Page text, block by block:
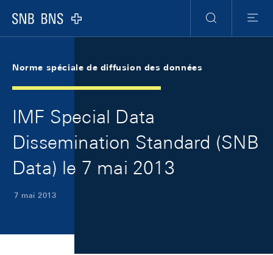
Logo
RechercheMenu
Norme spéciale de diffusion des données
IMF Special Data
Dissemination Standard (SNB
Data) le 7 mai 2013
7 mai 2013